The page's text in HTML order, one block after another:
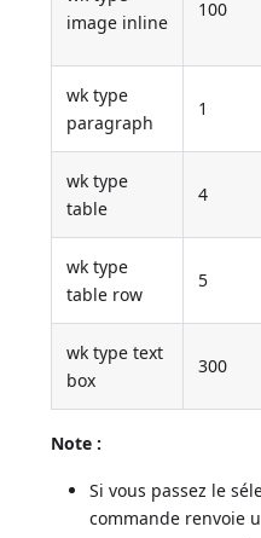
image inline
100
wk type
paragraph
1
wk type
table
4
wk type
table row
5
wk type text
box
300
Note :
Si vous passez le
commande renvoie